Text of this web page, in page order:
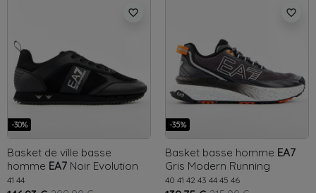
favorite_border
-30%
Basket de ville basse
homme EA7 Noir Evolution
Suede
41 44
favorite_border
-35%
Basket basse homme EA7
Gris Modern Running
40 41 42 43 44 45 46